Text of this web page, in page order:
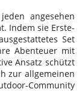
angesehen
Indem sie Erste-
Set
Abenteuer mit
Ansatz schützt
zur allgemeinen
Community